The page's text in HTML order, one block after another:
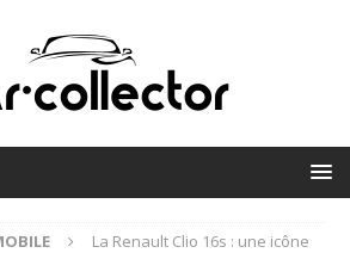
La Renault Clio 16s : une icône